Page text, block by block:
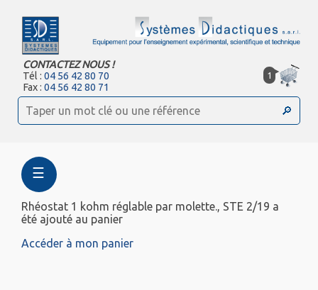
CONTACTEZ NOUS !
Tél :04 56 42 80 70
Fax :04 56 42 80 71
1
☰
Rhéostat 1 kohm réglable par molette., STE 2/19 a
été ajouté au panier
Accéder à mon panier